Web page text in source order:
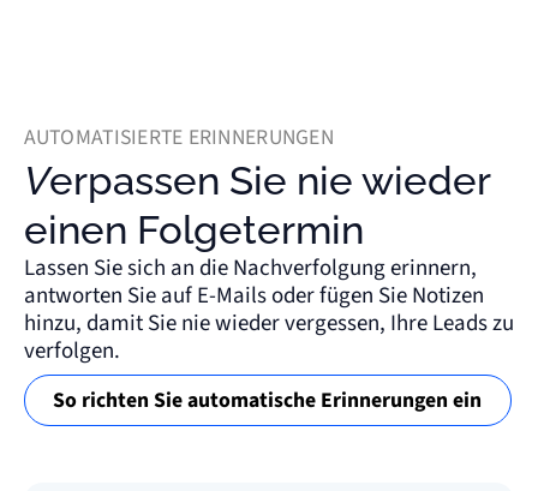
AUTOMATISIERTE ERINNERUNGEN
Verpassen Sie nie wieder
einen Folgetermin
Lassen Sie sich an die Nachverfolgung erinnern,
antworten Sie auf E-Mails oder fügen Sie Notizen
hinzu, damit Sie nie wieder vergessen, Ihre Leads zu
verfolgen.
So richten Sie automatische Erinnerungen ein